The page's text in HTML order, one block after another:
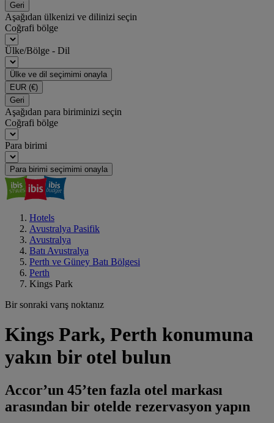
Geri
Aşağıdan ülkenizi ve dilinizi seçin
Coğrafi bölge
Ülke/Bölge - Dil
Ülke ve dil seçimimi onayla
EUR (€)
Geri
Aşağıdan para biriminizi seçin
Coğrafi bölge
Para birimi
Para birimi seçimimi onayla
Hotels
Avustralya Pasifik
Avustralya
Batı Avustralya
Perth ve Güney Batı Bölgesi
Perth
Kings Park
Bir sonraki varış noktanız
Kings Park, Perth konumuna
yakın bir otel bulun
Accor’un 45’ten fazla otel markası
arasından bir otelde rezervasyon yapın